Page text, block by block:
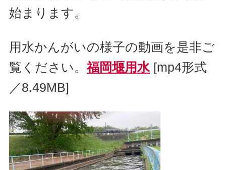
始まります。
用水かんがいの様子の動画を是非ご
覧ください。福岡堰用水 [mp4形式
／8.49MB]